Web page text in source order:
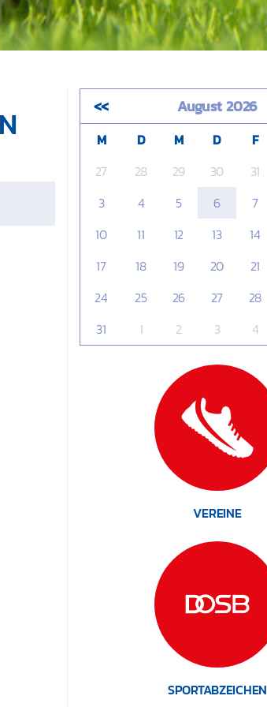
<< August 2026
M D M D F
27
28 29 30 31
3
4 5 6 7
10
11 12 13 14
17
18 19 20 21
24
25 26 27 28
31
1 2 3 4
VEREINE
SPORTABZEICHEN